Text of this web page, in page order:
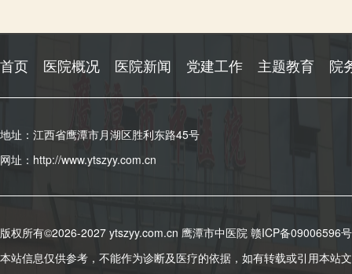
首页 医院概况 医院新闻 党建工作 主题教育 院
地址：江西省鹰潭市月湖区胜利东路45号
网址：http://www.ytszyy.com.cn
版权所有©2026-2027 ytszyy.com.cn 鹰潭市中医院 赣ICP备09006596
本站信息仅供参考，不能作为诊断及医疗的依据，如有转载或引用本站